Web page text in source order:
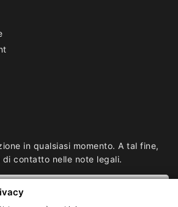
in qualsiasi momento. A tal fine,
contatto nelle note legali.